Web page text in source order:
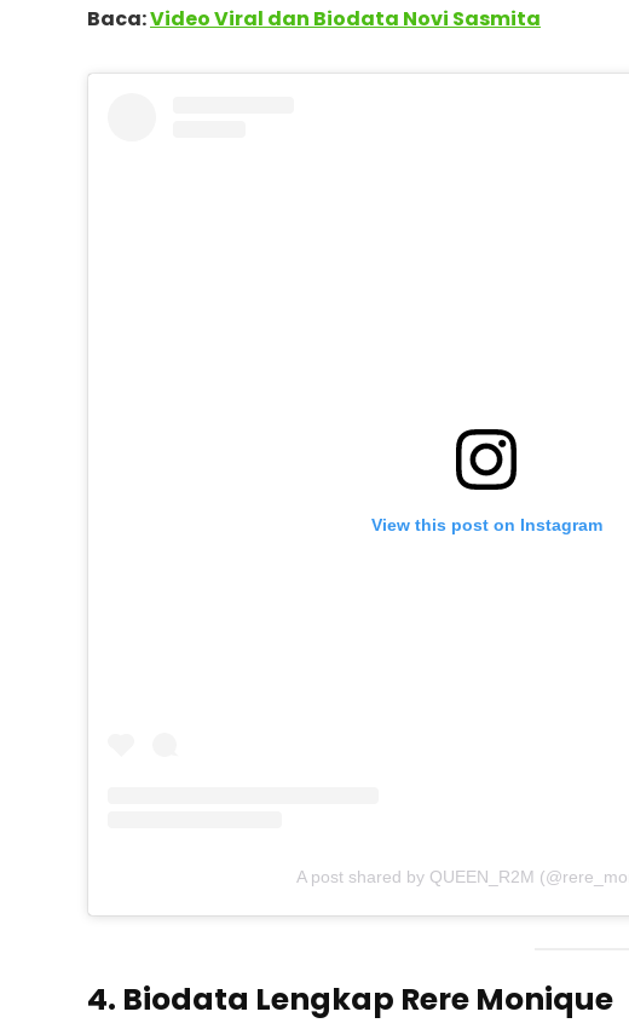
Baca:Video Viral dan Biodata Novi Sasmita
View this post on Instagram
A post shared by QUEEN_R2M
4. Biodata Lengkap Rere Monique